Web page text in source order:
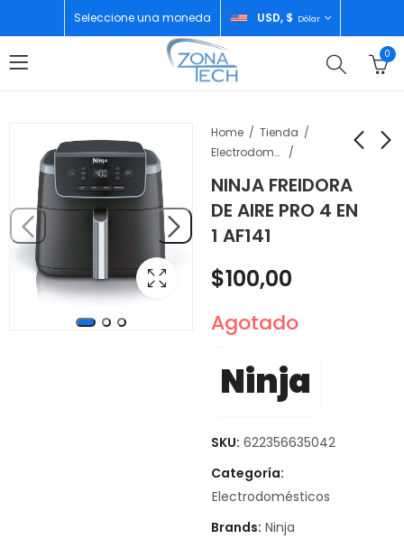
Seleccione una moneda USD, $ Dólar
0
Home
Tienda
Electrodomésticos
NINJA FREIDORA
DE AIRE PRO 4 EN
1 AF141
AUDIO BOOMBOX 4
BLUE
$ 440,00
PROF. PLUS 4 V
$100,00
Agotado
Ninja
SKU: 622356635042
Categoría:
Electrodomésticos
Brands: Ninja